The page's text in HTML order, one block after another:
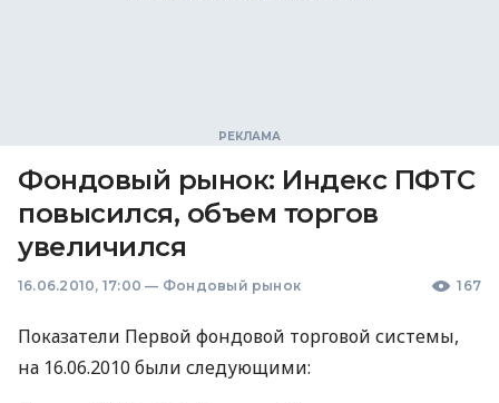
Фондовый рынок: Индекс ПФТС
повысился, объем торгов
увеличился
16.06.2010, 17:00 — Фондовый рынок 167
Показатели Первой фондовой торговой системы,
на 16.06.2010 были следующими: